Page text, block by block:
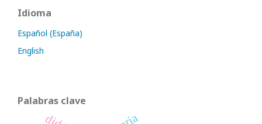
Idioma
Español (España)
English
Palabras clave